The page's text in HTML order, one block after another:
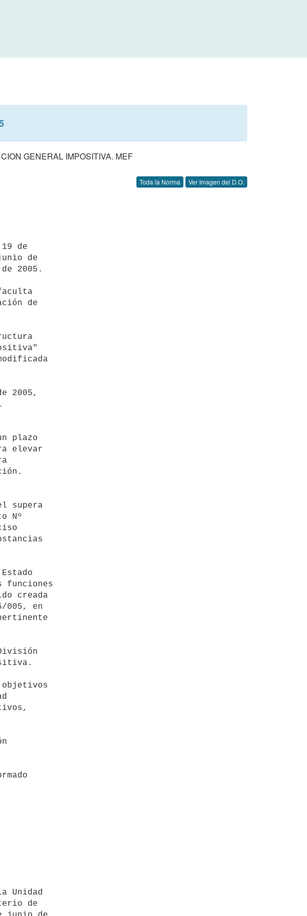
GENERAL IMPOSITIVA. MEF
Toda la Norma Ver Imagen del D.O.
de
de
2005.
de
2005,
plazo
elevar
supera
Nº
funciones
creada
005, en
objetivos
de